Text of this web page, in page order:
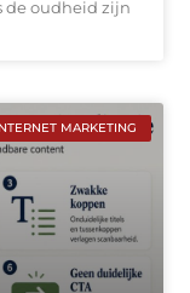
de oudheid zijn
MARKETING